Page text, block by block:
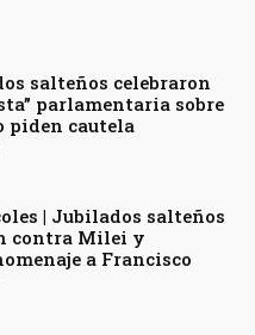
salteños celebraron
parlamentaria sobre
piden cautela
| Jubilados salteños
contra Milei y
a Francisco